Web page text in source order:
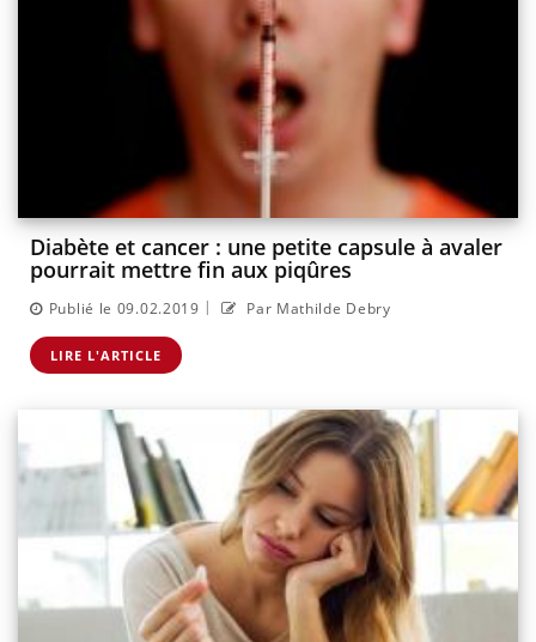
Diabète et cancer : une petite capsule à avaler
pourrait mettre fin aux piqûres
Publié le 09.02.2019 | Par Mathilde Debry
LIRE L'ARTICLE